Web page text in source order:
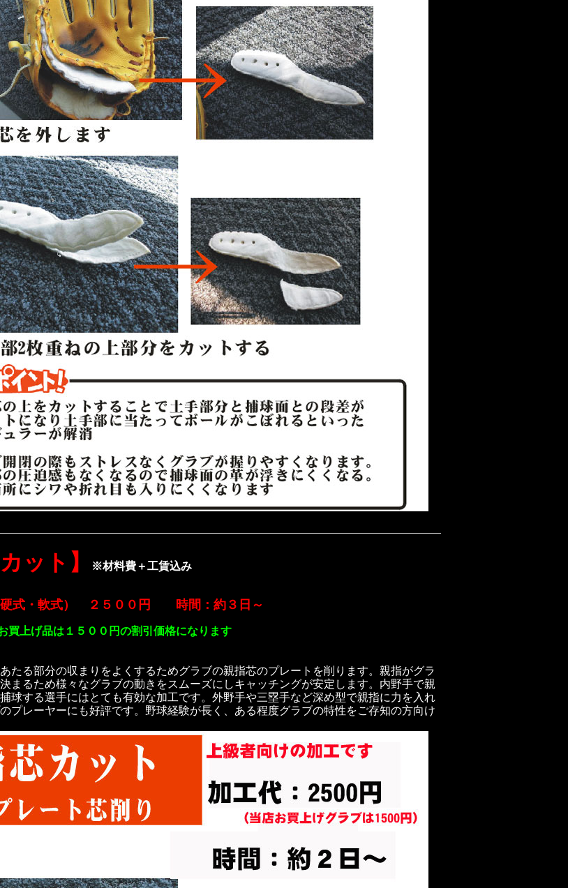
ット】 ※材料費＋工賃込み
硬式・軟式） ２５００円 時間：約３日～
品は１５００円の割引価格になります
たる部分の収まりをよくするためグラブの親指芯のプレートを削ります。親指がグラ
まるため様々なグラブの動きをスムーズにしキャッチングが安定します。内野手で親
球する選手にはとても有効な加工です。外野手や三塁手など深め型で親指に力を入れ
プレーヤーにも好評です。野球経験が長く、ある程度グラブの特性をご存知の方向け